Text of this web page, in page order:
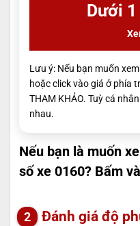
Dưới
Lưu ý: Nếu bạn muốn
hoặc click vào giá ở phía
THAM KHẢO. Tuỳ cá
nhau.
Nếu bạn là muốn
số xe 0160? Bấm
Đánh giá độ